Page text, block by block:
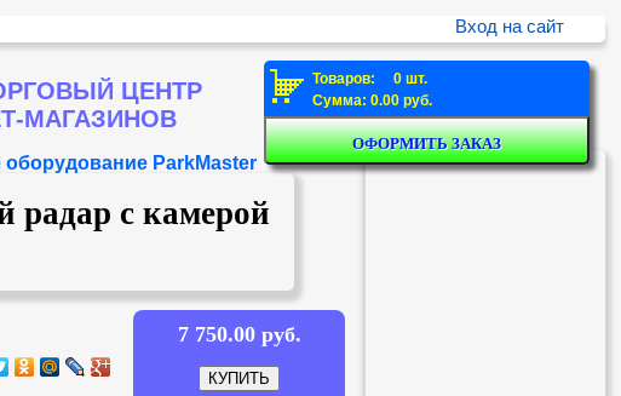
Вход на сайт
ЦЕНТР
МАГАЗИНОВ
Товаров: 0 шт.
Сумма: 0.00 руб.
оборудование ParkMaster
радар с камерой
7 750.00 руб.